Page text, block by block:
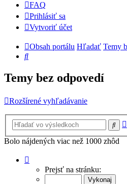
FAQ
Prihlásiť sa
Vytvoriť účet
Obsah portálu Hľadať Temy
Hľadať
Temy bez odpovedí
Rozšírené vyhľadávanie
Bolo nájdených viac než 1000 zhôd
Prejsť na stránku: